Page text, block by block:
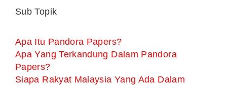
Sub Topik
Apa Itu Pandora Papers?
Apa Yang Terkandung Dalam Pandora
Papers?
Siapa Rakyat Malaysia Yang Ada Dalam